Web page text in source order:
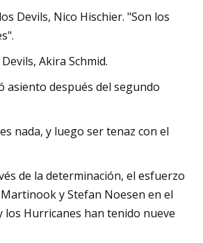
Devils, Nico Hischier. "Son los
Akira Schmid.
asiento después del segundo
nada, y luego ser tenaz con el
de la determinación, el esfuerzo
y Stefan Noesen en el
los Hurricanes han tenido nueve